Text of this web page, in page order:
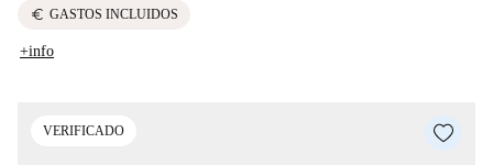
euro GASTOS INCLUIDOS
+info
VERIFICADO